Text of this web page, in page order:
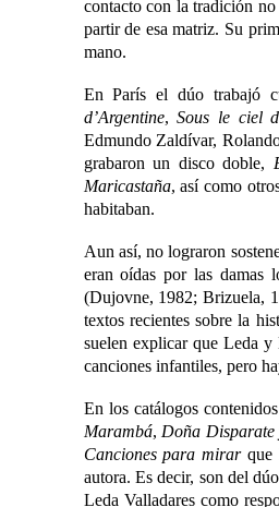
contacto con la tradición
partir de esa matriz. Su
mano.
En París el dúo trabajó
d’Argentine,Sous le ciel
Edmundo Zaldívar,
grabaron un disco doble,
Maricastaña, así como
habitaban.
Aun así, no lograron
eran oídas por las damas
(Dujovne, 1982; Brizuela,
textos recientes sobre la
suelen explicar que Leda y
canciones infantiles, pero
En los catálogos
Marambá, Doña Disparate
Canciones para mirarque
autora. Es decir, son del
Leda Valladares como